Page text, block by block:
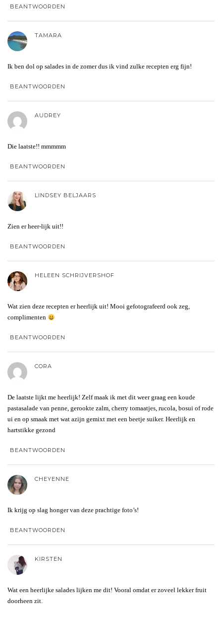
BEANTWOORDEN
TAMARA
Ik ben dol op salades in de zomer dus ik vind zulke recepten erg fijn!
BEANTWOORDEN
AUDREY
Die laatste!! mmmmm
BEANTWOORDEN
LINDSEY BELJAARS
Zien er heer-lijk uit!!
BEANTWOORDEN
HELEEN SCHRIJVERSHOF
Wat zien deze recepten er heerlijk uit! Mooi gefotografeerd ook zeg,
complimenten
BEANTWOORDEN
CORA
De laatste lijkt me heerlijk! Zelf maak ik met dit weer graag een koude
pastasalade van penne, gerookte zalm, cherry tomaatjes, rucola, bosui of rode
ui en op smaak met wat azijn gemixt met een beetje suiker. Heerlijk en
hartstikke gezond
BEANTWOORDEN
CHEYENNE
Ik krijg op slag honger van deze prachtige foto’s!
BEANTWOORDEN
KIRSTEN
Wat een heerlijke salades lijken me dit! Vooral omdat er zoveel lekker fruit
doorheen zit.